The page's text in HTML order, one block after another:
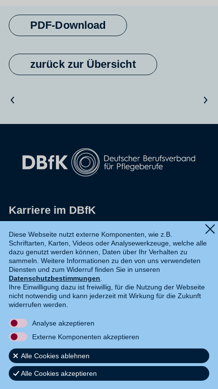
zurück zur Übersicht
PDF-Download
Vorheriger Artikel Nächster Artikel
Karriere im DBfK
Datenschutz
Shop
Widerruf
Kontakt
DE EN
Diese Webseite nutzt externe Komponenten, wie z.B.
Schriftarten, Karten, Videos oder Analysewerkzeuge, welche alle
dazu genutzt werden können, Daten über Ihr Verhalten zu
sammeln. Weitere Informationen zu den von uns verwendeten
Diensten und zum Widerruf finden Sie in unseren
Datenschutzbestimmungen.
Ihre Einwilligung dazu ist freiwillig, für die Nutzung der Webseite
nicht notwendig und kann jederzeit mit Wirkung für die Zukunft
widerrufen werden.
Analyse akzeptieren
Externe Komponenten akzeptieren
Alle Cookies ablehnen
Alle Cookies akzeptieren